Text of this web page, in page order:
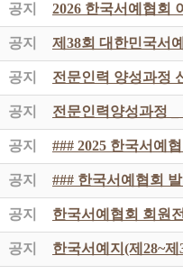
공지 2026 한국서예협회
공지 제38회 대한민국서
공지 전문인력 양성과정
공지 전문인력양성과정
공지 ### 2025 한국서예
공지 ### 한국서예협회
공지 한국서예협회 회원
공지 한국서예지(제28~제